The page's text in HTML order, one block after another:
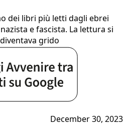
dei libri più letti dagli ebrei
e fascista. La lettura si
grido
December 30, 2023